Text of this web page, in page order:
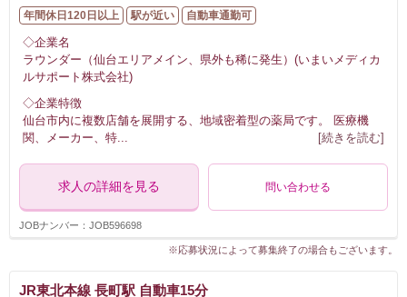
年間休日120日以上 駅が近い 自動車通勤可
◇企業名
ラウンダー（仙台エリアメイン、県外も稀に発生）(いまいメディカ
ルサポート株式会社)
◇企業特徴
仙台市内に複数店舗を展開する、地域密着型の薬局です。 医療機
関、メーカー、特
[続きを読む]
求人の詳細を見る 問い合わせる
JOBナンバー：JOB596698
※応募状況によって募集終了の場合もございます。
JR東北本線 長町駅 自動車15分